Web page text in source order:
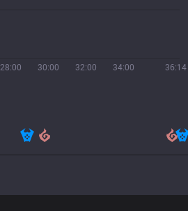
28:00 30:00 32:00 34:00 36:14